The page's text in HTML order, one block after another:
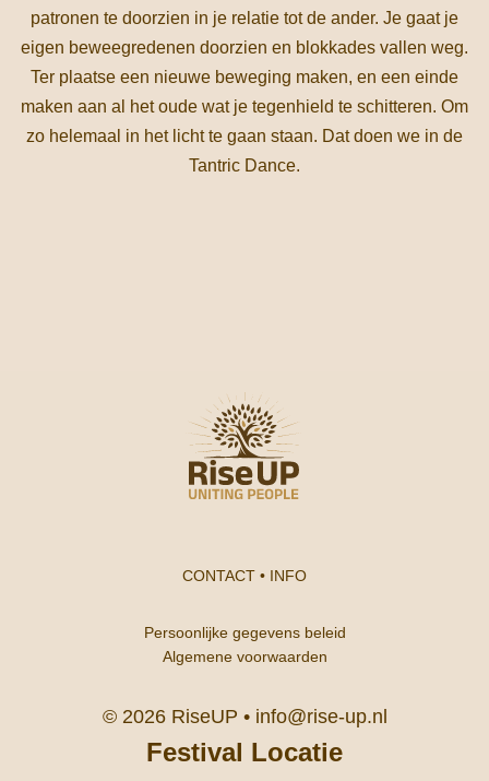
patronen te doorzien in je relatie tot de ander. Je gaat je
eigen beweegredenen doorzien en blokkades vallen weg.
Ter plaatse een nieuwe beweging maken, en een einde
maken aan al het oude wat je tegenhield te schitteren. Om
zo helemaal in het licht te gaan staan. Dat doen we in de
Tantric Dance.
CONTACT • INFO
Persoonlijke gegevens beleid
Algemene voorwaarden
© 2026 RiseUP • info@rise-up.nl
Festival Locatie